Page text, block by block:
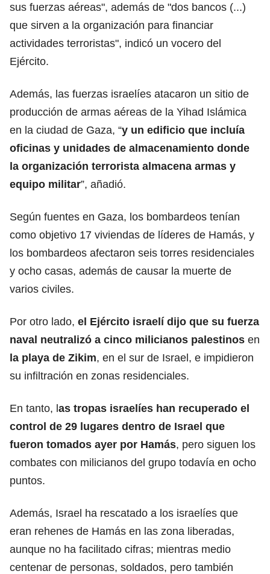
sus fuerzas aéreas", además de "dos bancos (...)
que sirven a la organización para financiar
actividades terroristas", indicó un vocero del
Ejército.
Además, las fuerzas israelíes atacaron un sitio de
producción de armas aéreas de la Yihad Islámica
en la ciudad de Gaza, “y un edificio que incluía
oficinas y unidades de almacenamiento donde
la organización terrorista almacena armas y
equipo militar”, añadió.
Según fuentes en Gaza, los bombardeos tenían
como objetivo 17 viviendas de líderes de Hamás, y
los bombardeos afectaron seis torres residenciales
y ocho casas, además de causar la muerte de
varios civiles.
Por otro lado, el Ejército israelí dijo que su fuerza
naval neutralizó a cinco milicianos palestinos en
la playa de Zikim, en el sur de Israel, e impidieron
su infiltración en zonas residenciales.
En tanto, las tropas israelíes han recuperado el
control de 29 lugares dentro de Israel que
fueron tomados ayer por Hamás, pero siguen los
combates con milicianos del grupo todavía en ocho
puntos.
Además, Israel ha rescatado a los israelíes que
eran rehenes de Hamás en las zona liberadas,
aunque no ha facilitado cifras; mientras medio
centenar de personas, soldados, pero también